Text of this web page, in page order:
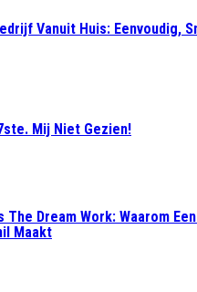
Vanuit Huis: Eenvoudig,
Mij Niet Gezien!
The Dream Work: Waarom
Maakt